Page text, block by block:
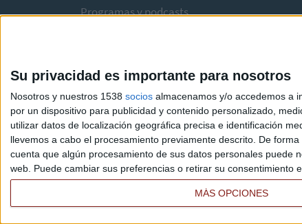
Su privacidad es importante para nosotros
Nosotros y nuestros 1538 socios almacenamos y/o accedemos a
por un dispositivo para publicidad y contenido personalizado,
utilizar datos de localización geográfica precisa e identificación
llevemos a cabo el procesamiento previamente descrito. De
cuenta que algún procesamiento de sus datos personales puede
web. Puede cambiar sus preferencias o retirar su consentimiento
MÁS OPCIONES
Programas y podcasts